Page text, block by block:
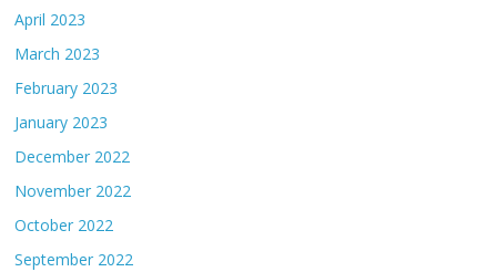
April 2023
March 2023
February 2023
January 2023
December 2022
November 2022
October 2022
September 2022